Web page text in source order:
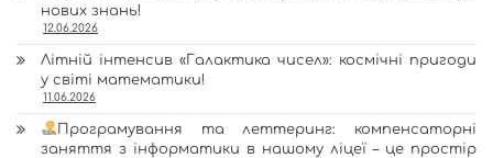
нових знань!
12.06.2026
Літній інтенсив «Галактика чисел»: космічні пригоди
у світі математики!
11.06.2026
Програмування та леттеринг: компенсаторні
заняття з інформатики в нашому ліцеї – це простір